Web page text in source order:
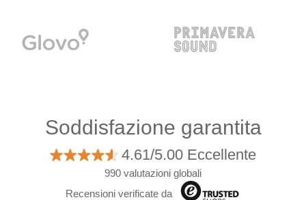
Soddisfazione garantita
4.61/5.00 Eccellente
990 valutazioni globali
Recensioni verificate da